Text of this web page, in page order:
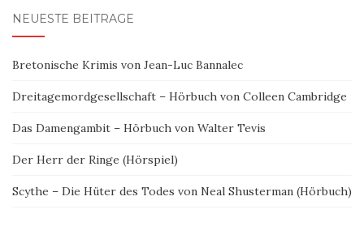
NEUESTE BEITRÄGE
Bretonische Krimis von Jean-Luc Bannalec
Dreitagemordgesellschaft – Hörbuch von Colleen Cambridge
Das Damengambit – Hörbuch von Walter Tevis
Der Herr der Ringe (Hörspiel)
Scythe – Die Hüter des Todes von Neal Shusterman (Hörbuch)